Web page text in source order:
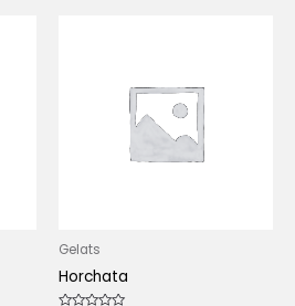
Gelats
Horchata